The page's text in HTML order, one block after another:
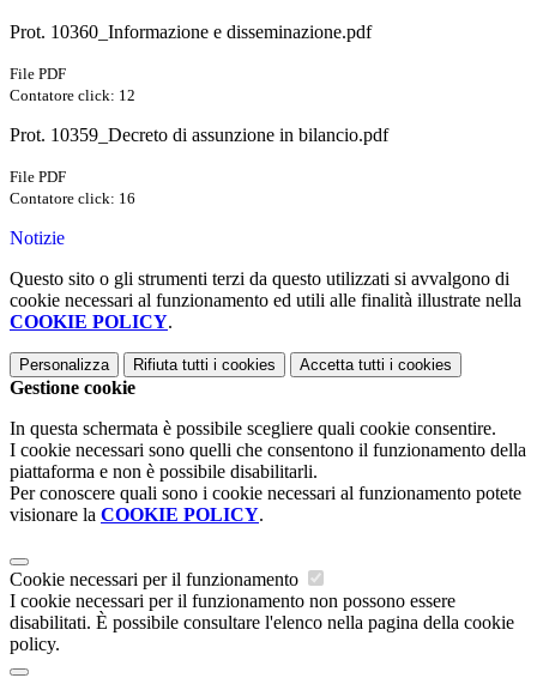
Prot. 10360_Informazione e disseminazione.pdf
File PDF
Contatore click: 12
Prot. 10359_Decreto di assunzione in bilancio.pdf
File PDF
Contatore click: 16
Notizie
Questo sito o gli strumenti terzi da questo utilizzati si avvalgono di
cookie necessari al funzionamento ed utili alle finalità illustrate nella
COOKIE POLICY.
Personalizza Rifiuta tutti i cookies Accetta tutti i cookies
Gestione cookie
In questa schermata è possibile scegliere quali cookie consentire.
I cookie necessari sono quelli che consentono il funzionamento della
piattaforma e non è possibile disabilitarli.
Per conoscere quali sono i cookie necessari al funzionamento potete
visionare la COOKIE POLICY.
Cookie necessari per il funzionamento
I cookie necessari per il funzionamento non possono essere
disabilitati. È possibile consultare l'elenco nella pagina della cookie
policy.